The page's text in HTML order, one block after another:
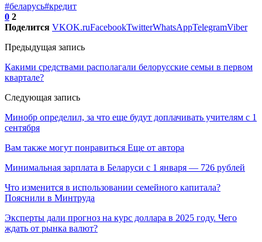
#беларусь#кредит
0 2
Поделится VKOK.ruFacebookTwitterWhatsAppTelegramViber
Предыдущая запись
Какими средствами располагали белорусские семьи в первом
квартале?
Следующая запись
Минобр определил, за что еще будут доплачивать учителям с 1
сентября
Вам также могут понравиться Еще от автора
Минимальная зарплата в Беларуси с 1 января — 726 рублей
Что изменится в использовании семейного капитала?
Пояснили в Минтруда
Эксперты дали прогноз на курс доллара в 2025 году. Чего
ждать от рынка валют?